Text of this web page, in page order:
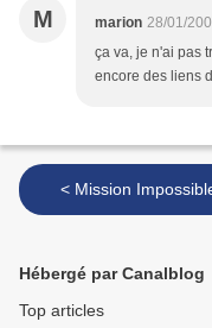
M marion 28/01/
ça va, je n'ai pas
encore des liens
< Mission
Hébergé par Canalblog
Top articles